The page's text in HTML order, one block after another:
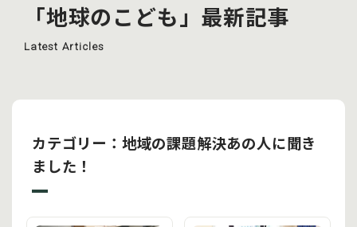
「地球のこども」最新記事
Latest Articles
カテゴリー：地域の課題解決あの人に聞き
ました！